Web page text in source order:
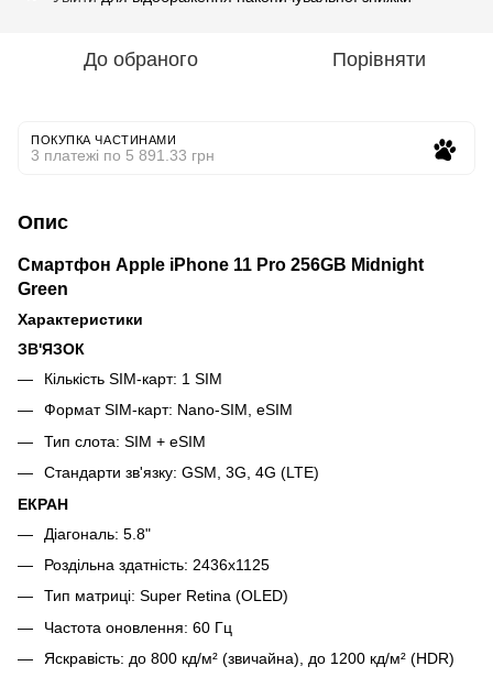
До обраного Порівняти
ПОКУПКА ЧАСТИНАМИ
3 платежі по 5 891.33 грн
Опис
Смартфон Apple iPhone 11 Pro 256GB Midnight
Green
Характеристики
ЗВ'ЯЗОК
Кількість SIM-карт: 1 SIM
Формат SIM-карт: Nano-SIM, eSIM
Тип слота: SIM + eSIM
Стандарти зв'язку: GSM, 3G, 4G (LTE)
ЕКРАН
Діагональ: 5.8"
Роздільна здатність: 2436x1125
Тип матриці: Super Retina (OLED)
Частота оновлення: 60 Гц
Яскравість: до 800 кд/м² (звичайна), до 1200 кд/м² (HDR)